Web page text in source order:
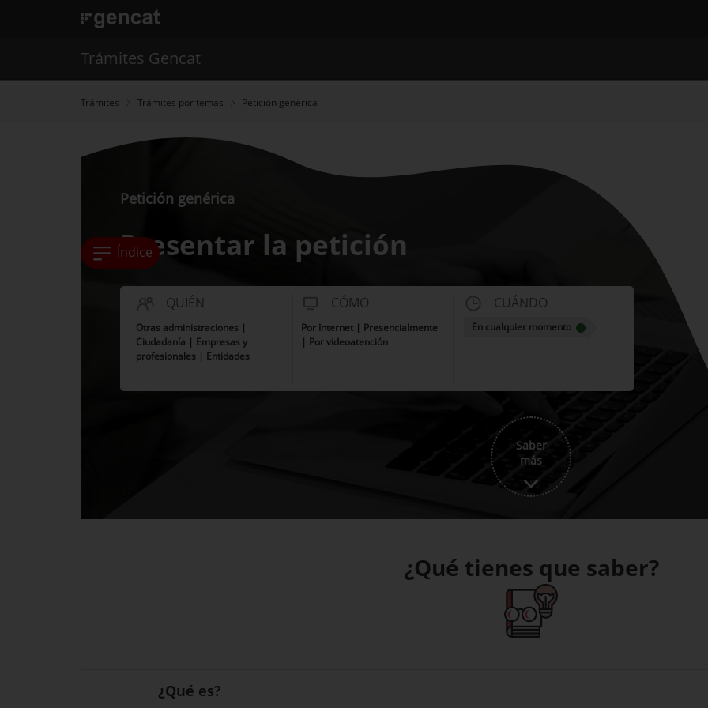
. Abrir en una nueva ventana.
Trámites Gencat
. Abrir en una nueva ventana.
Trámites Trámites por temas Petición genérica
Índice
Petición genérica
Presentar la petición
QUIÉN
Otras administraciones |
Ciudadanía | Empresas y
profesionales | Entidades
CÓMO
Por Internet | Presencialmente
| Por videoatención
CUÁNDO
En cualquier momento
Saber
más
¿Qué tienes que saber?
¿Qué es?